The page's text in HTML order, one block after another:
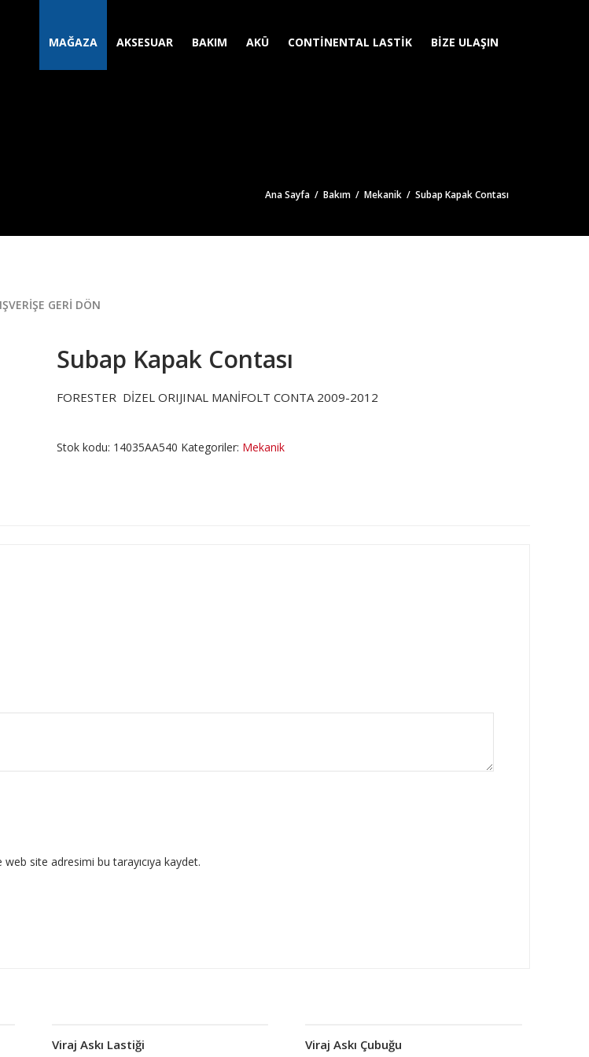
MAĞAZA AKSESUAR BAKIM AKÜ CONTINENTAL LASTIK BIZE ULAŞIN
Ana Sayfa / Bakım / Mekanik / Subap Kapak Contası
GERI DÖN
Subap Kapak Contası
FORESTER DİZEL ORIJINAL MANİFOLT CONTA 2009-2012
Stok kodu: 14035AA540 Kategoriler: Mekanik
site adresimi bu tarayıcıya kaydet.
Devamını oku
Viraj Askı Lastiği Devamını oku
Viraj Askı Çubuğu